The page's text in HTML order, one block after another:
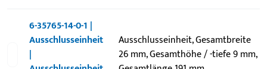
6-35765-14-0-1 |
Ausschlusseinheit
|
Ausschlusseinheit, Gesamtbreite
26 mm, Gesamthöhe / -tiefe 9 mm,